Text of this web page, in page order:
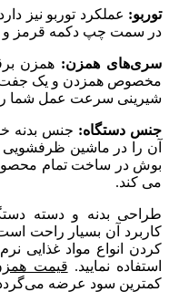
توربو:
در سمت چپ دکمه قرمز و قبل از
سری‌های همزن:
مخصوص همزدن و یک جفت
شیرینی سرعت عمل شما
جنس دستگاه: جنس بدنه
آن را در ماشین ظرفشویی
می کند.
طراحی بدنه و دسته
کاربرد آن بسیار راحت
کردن انواع مواد غذایی
استفاده نمایید. قیمت
کمترین سود عرضه